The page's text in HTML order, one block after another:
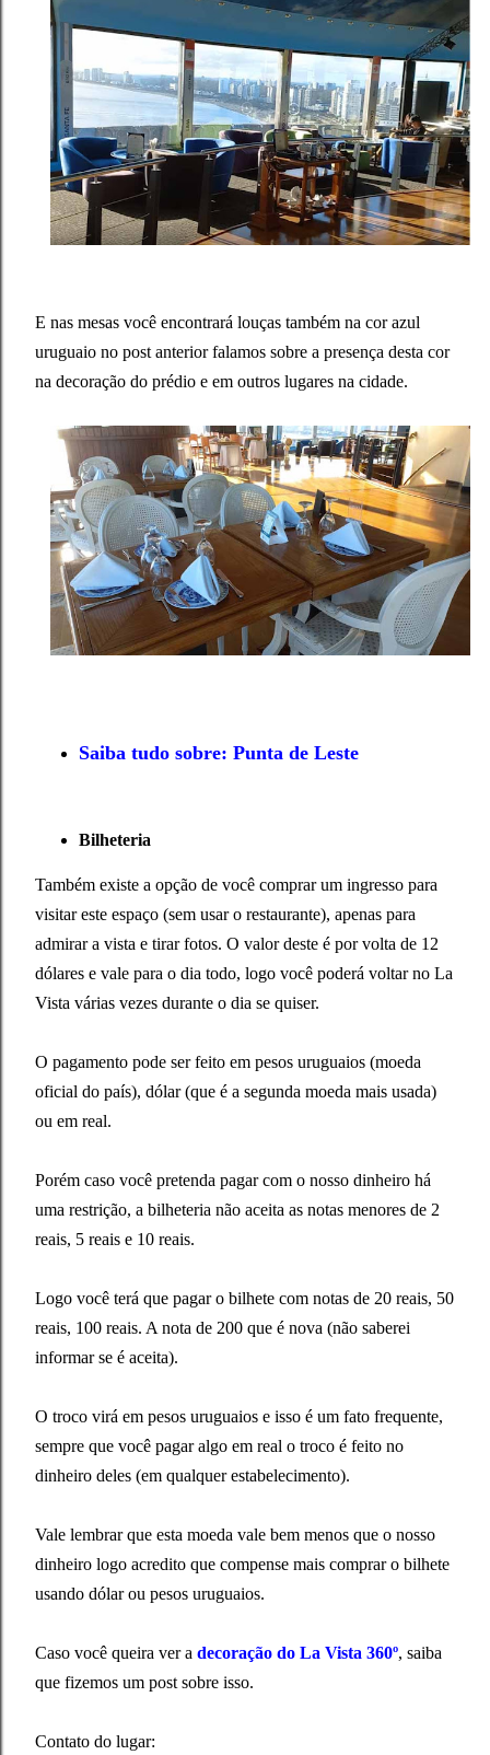
E nas mesas você encontrará louças também na cor azul
uruguaio no post anterior falamos sobre a presença desta cor
na decoração do prédio e em outros lugares na cidade.
Saiba tudo sobre: Punta de Leste
Bilheteria
Também existe a opção de você comprar um ingresso para
visitar este espaço (sem usar o restaurante), apenas para
admirar a vista e tirar fotos. O valor deste é por volta de 12
dólares e vale para o dia todo, logo você poderá voltar no La
Vista várias vezes durante o dia se quiser.
O pagamento pode ser feito em pesos uruguaios (moeda
oficial do país), dólar (que é a segunda moeda mais usada)
ou em real.
Porém caso você pretenda pagar com o nosso dinheiro há
uma restrição, a bilheteria não aceita as notas menores de 2
reais, 5 reais e 10 reais.
Logo você terá que pagar o bilhete com notas de 20 reais, 50
reais, 100 reais. A nota de 200 que é nova (não saberei
informar se é aceita).
O troco virá em pesos uruguaios e isso é um fato frequente,
sempre que você pagar algo em real o troco é feito no
dinheiro deles (em qualquer estabelecimento).
Vale lembrar que esta moeda vale bem menos que o nosso
dinheiro logo acredito que compense mais comprar o bilhete
usando dólar ou pesos uruguaios.
Caso você queira ver a decoração do La Vista 360º, saiba
que fizemos um post sobre isso.
Contato do lugar: